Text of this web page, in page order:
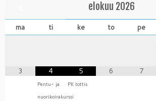
elokuu 2026
ma ti ke to pe
3 4
Pentu- ja
nuorikoirakurssi
5
PK tottis
6 7